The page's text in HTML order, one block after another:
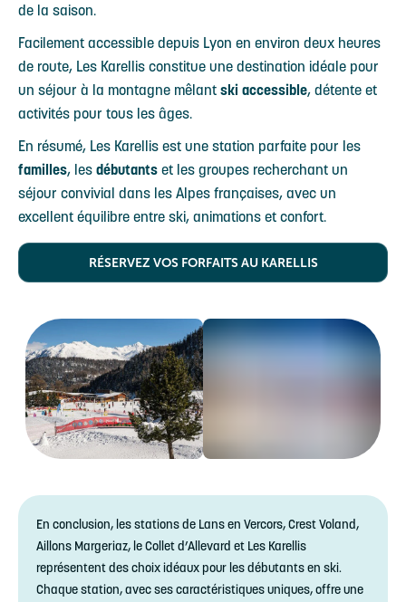
de la saison.
Facilement accessible depuis Lyon en environ deux heures
de route, Les Karellis constitue une destination idéale pour
un séjour à la montagne mêlant ski accessible, détente et
activités pour tous les âges.
En résumé, Les Karellis est une station parfaite pour les
familles, les débutants et les groupes recherchant un
séjour convivial dans les Alpes françaises, avec un
excellent équilibre entre ski, animations et confort.
RÉSERVEZ VOS FORFAITS AU KARELLIS
En conclusion, les stations de Lans en Vercors, Crest Voland,
Aillons Margeriaz, le Collet d’Allevard et Les Karellis
représentent des choix idéaux pour les débutants en ski.
Chaque station, avec ses caractéristiques uniques, offre une